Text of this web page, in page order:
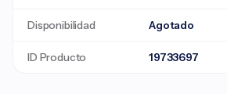
Disponibilidad Agotado
ID Producto 19733697